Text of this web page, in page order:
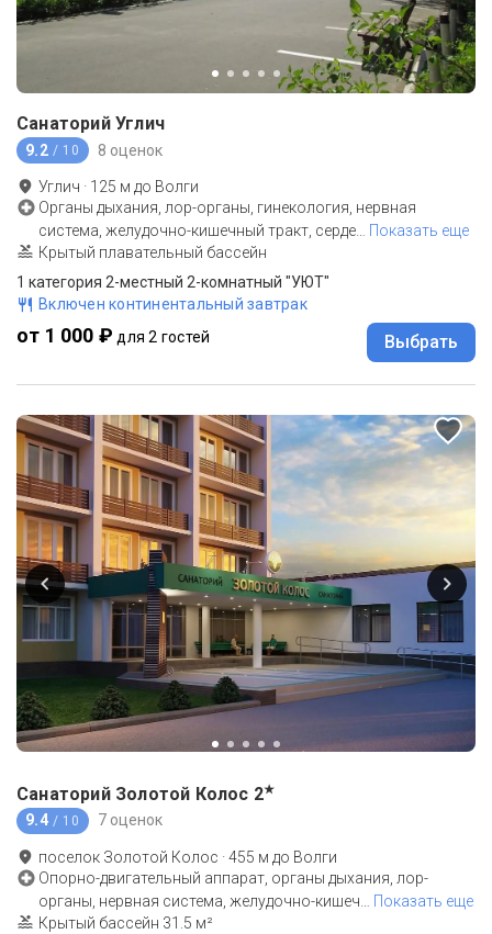
Санаторий Углич
9.2 / 10 8 оценок
Углич · 125 м до Волги
Органы дыхания, лор-органы, гинекология, нервная
система, желудочно-кишечный тракт, серде… Показать еще
Крытый плавательный бассейн
1 категория 2-местный 2-комнатный "УЮТ"
Включен континентальный завтрак
от 1 000 ₽ для 2 гостей Выбрать
Санаторий Золотой Колос 2★
9.4 / 10 7 оценок
поселок Золотой Колос ·455 м до Волги
Опорно-двигательный аппарат, органы дыхания, лор-
органы, нервная система, желудочно-кишеч
Показать еще
Крытый бассейн 31.5 м²